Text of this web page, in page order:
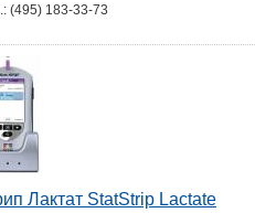
(495) 183-33-73
Лактат StatStrip Lactate